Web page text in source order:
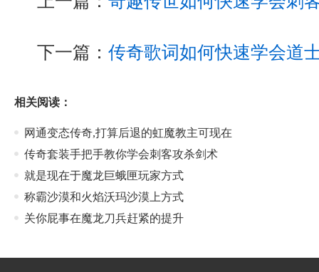
下一篇： 传奇歌词如何快速学会道
相关阅读：
网通变态传奇,打算后退的虹魔教主可现在
传奇套装手把手教你学会刺客攻杀剑术
就是现在于魔龙巨蛾匣玩家方式
称霸沙漠和火焰沃玛沙漠上方式
关你屁事在魔龙刀兵赶紧的提升